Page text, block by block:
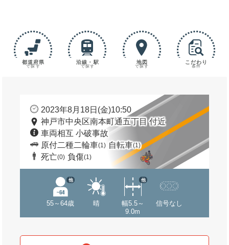
都道府県
で探す
沿線・駅
で探す
地図
で探す
こだわり
条件
2023年8月18日(金)10:50
神戸市中央区南本町通五丁目 付近
車両相互 小破事故
原付二種二輪車(1) 自転車(1)
死亡(0) 負傷(1)
55～64歳
他
晴
幅5.5～
9.0m
他
信号なし